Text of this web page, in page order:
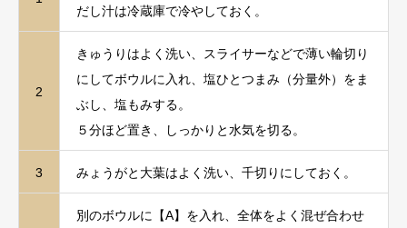
だし汁は冷蔵庫で冷やしておく。
2
きゅうりはよく洗い、スライサーなどで薄い輪切り
にしてボウルに入れ、塩ひとつまみ（分量外）をま
ぶし、塩もみする。
５分ほど置き、しっかりと水気を切る。
3 みょうがと大葉はよく洗い、千切りにしておく。
別のボウルに【A】を入れ、全体をよく混ぜ合わせ